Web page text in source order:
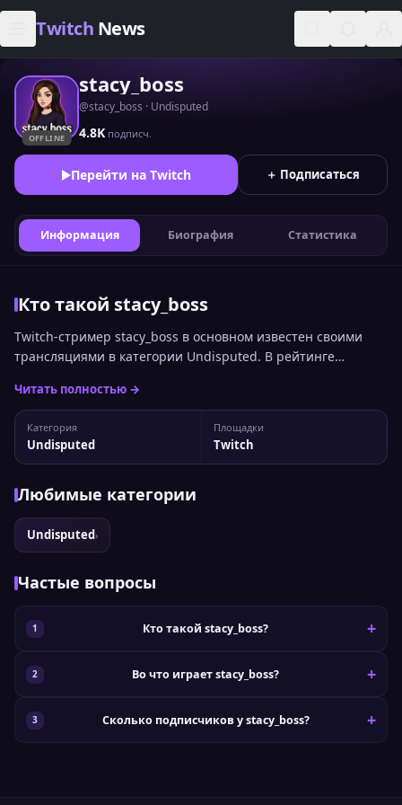
Skip to content
Twitch News
OFFLINE
stacy_boss
@stacy_boss · Undisputed
4.8K подписч.
Перейти на Twitch ＋ Подписаться
Информация Биография Статистика
Кто такой stacy_boss
Twitch-стример stacy_boss в основном известен своими
трансляциями в категории Undisputed. В рейтинге
аудитории канал сейчас занимает 2280 место. Статистика
канала stacy_boss Статистика канала: 4 821 подписчиков,
пиковый онлайн — 96 зрителей. Для более детального
анализа вы можете сравнить stacy_boss с другими...
Читать полностью →
Категория
Undisputed
Площадки
Twitch
Любимые категории
Undisputed›
Частые вопросы
Кто такой stacy_boss?
Во что играет stacy_boss?
Сколько подписчиков у stacy_boss?